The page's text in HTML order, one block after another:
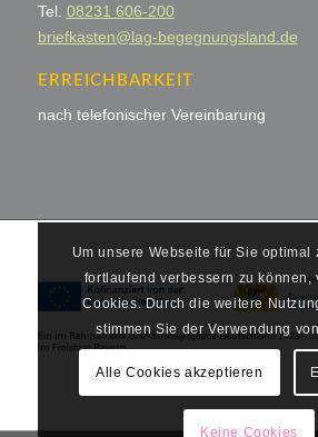
Tel. 08231 606-200
briefkasten@lag-begegnungsland.de
ERREICHBARKEIT
nach telefonischer Vereinbarung
Um unsere Webseite für Sie optimal
fortlaufend verbessern zu können,
Cookies. Durch die weitere
stimmen Sie der Verwendung
Alle Cookies akzeptieren
Keine Cookies